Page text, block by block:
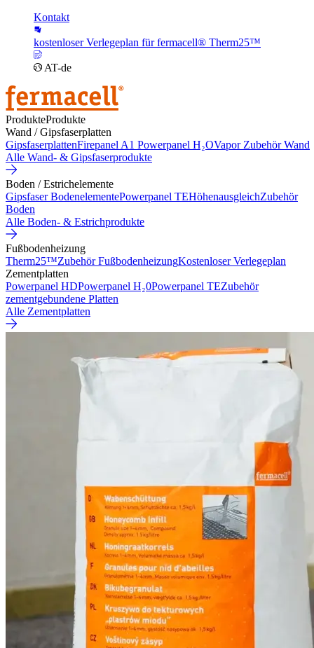
Kontakt
kostenloser Verlegeplan für fermacell® Therm25™
AT-de
ProdukteProdukte
Wand / Gipsfaserplatten
GipsfaserplattenFirepanel A1 Powerpanel H₂OVapor Zubehör Wand
Alle Wand- & Gipsfaserprodukte
Boden / Estrichelemente
Gipsfaser BodenelementePowerpanel TEHöhenausgleichZubehör
Boden
Alle Boden- & Estrichprodukte
Fußbodenheizung
Therm25™Zubehör FußbodenheizungKostenloser Verlegeplan
Zementplatten
Powerpanel HDPowerpanel H₂0Powerpanel TEZubehör
zementgebundene Platten
Alle Zementplatten